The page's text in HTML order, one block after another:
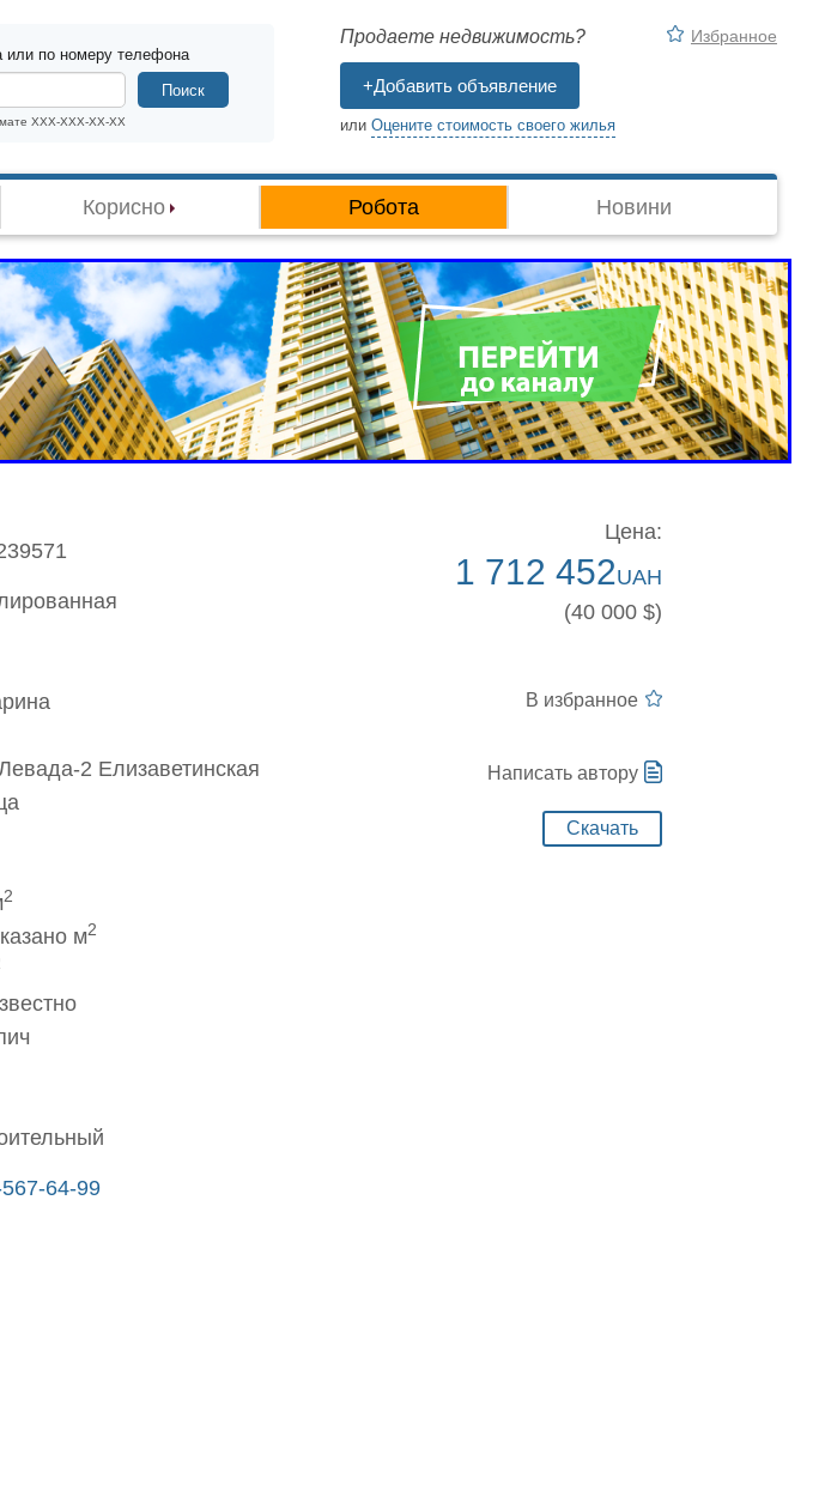
или по номеру телефона
XXX-XXX-XX-XX
Поиск
Продаете недвижимость?
+Добавить объявление
или Оцените стоимость своего жилья
Избранное
Корисно Робота Новини
2 Елизаветинская
2
м2
64-99
Цена:
1 712 452UAH
(40 000 $)
В избранное
Написать автору
Скачать